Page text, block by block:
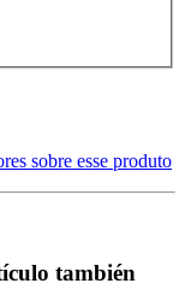
sobre esse produto
también